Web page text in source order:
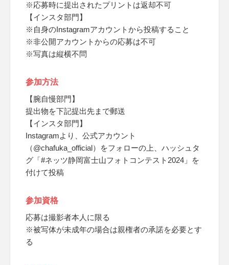
※応募時に提出されたプリントは返却不可
【インスタ部門】
※自身のInstagramアカウントから投稿すること
※非公開アカウントからの応募は不可
※写真は縦横不問
参加方法
【腕自慢部門】
提出物を下記提出先まで郵送
【インスタ部門】
Instagramより、公式アカウント
（@chafuka_official）をフォローの上、ハッシュタ
グ「#ネッツ静岡富士山フォトコンテスト2024」を
付けて投稿
参加資格
応募は撮影者本人に限る
※被写体が未成年の場合は親権者の承諾を必要とす
る